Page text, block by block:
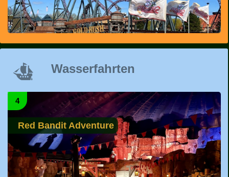
Wasserfahrten
4
Red Bandit Adventure